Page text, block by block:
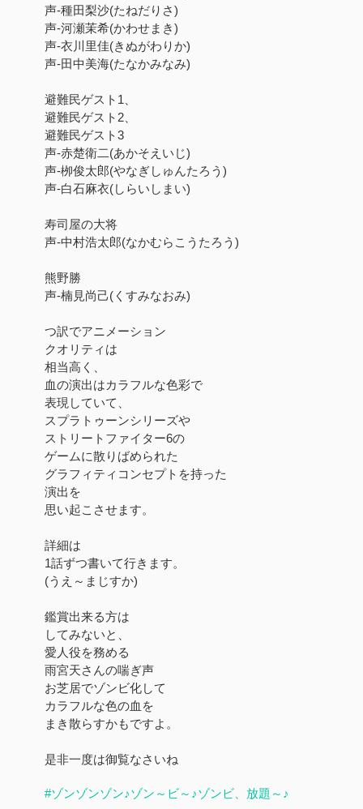
声-種田梨沙(たねだりさ)
声-河瀬茉希(かわせまき)
声-衣川里佳(きぬがわりか)
声-田中美海(たなかみなみ)
避難民ゲスト1、
避難民ゲスト2、
避難民ゲスト3
声-赤楚衛二(あかそえいじ)
声-栁俊太郎(やなぎしゅんたろう)
声-白石麻衣(しらいしまい)
寿司屋の大将
声-中村浩太郎(なかむらこうたろう)
熊野勝
声-楠見尚己(くすみなおみ)
つ訳でアニメーション
クオリティは
相当高く、
血の演出はカラフルな色彩で
表現していて、
スプラトゥーンシリーズや
ストリートファイター6の
ゲームに散りばめられた
グラフィティコンセプトを持った
演出を
思い起こさせます。
詳細は
1話ずつ書いて行きます。
(うえ～まじすか)
鑑賞出来る方は
してみないと、
愛人役を務める
雨宮天さんの喘ぎ声
お芝居でゾンビ化して
カラフルな色の血を
まき散らすかもですよ。
是非一度は御覧なさいね
#ゾンゾンゾン♪ゾン～ビ～♪ゾンビ、放題～♪